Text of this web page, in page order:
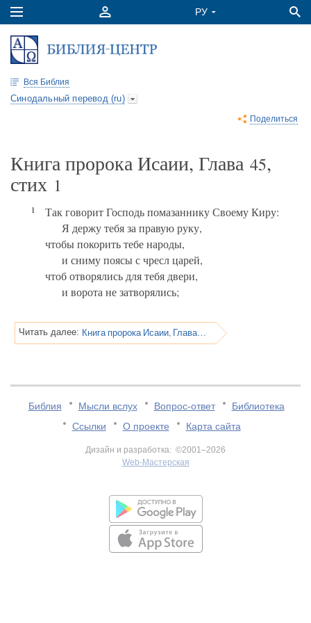
Вся Библия
Синодальный перевод (ru)
Поделиться
Книга пророка Исаии, Глава 45,
стих 1
1
Так говорит Господь помазаннику Своему Киру:
Я держу тебя за правую руку,
чтобы покорить тебе народы,
и сниму поясы с чресл царей,
чтоб отворялись для тебя двери,
и ворота не затворялись;
Читать далее: Книга пророка Исаии, Глава 45
Библия Мысли вслух Вопрос-ответ
Библиотека
Ссылки
О проекте Карта сайта
Дизайн и разработка: ©2001–2026
Web-Мастерская